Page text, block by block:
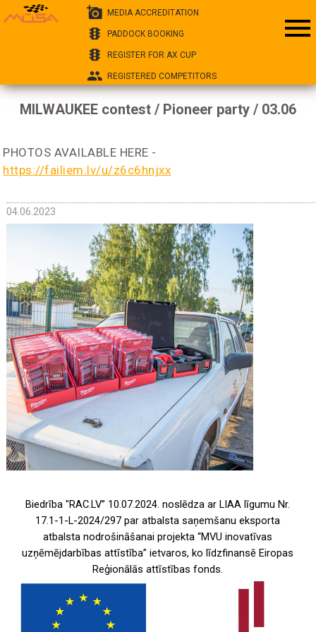
add_a_photo MEDIA ACCREDITATION
traffic PADDOCK BOOKING
traffic REGISTER FOR AX CUP
group REGISTERED COMPETITORS
menu
MILWAUKEE contest / Pioneer party / 03.06
PHOTOS AVAILABLE HERE -
https://failiem.lv/u/z6c6hnjxx
04.06.2023
Biedrība "RAC.LV” 10.07.2024. noslēdza ar LIAA līgumu Nr.
17.1-1-L-2024/297 par atbalsta saņemšanu eksporta
atbalsta nodrošināšanai projekta “MVU inovatīvas
uzņēmējdarbības attīstība” ietvaros, ko līdzfinansē Eiropas
Reģionālās attīstības fonds.